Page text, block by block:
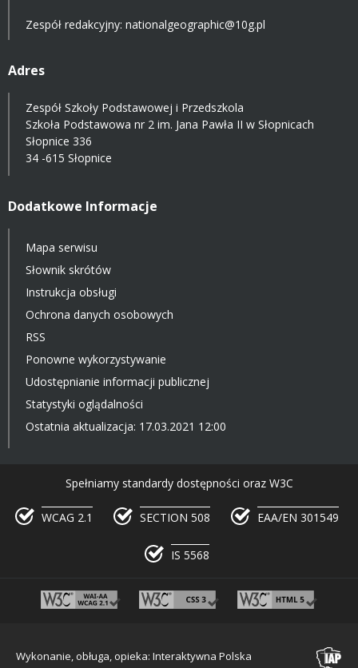
Zespół redakcyjny: nationalgeographic@10g.pl
Adres
Zespół Szkoły Podstawowej i Przedszkola
Szkoła Podstawowa nr 2 im. Jana Pawła II w Słopnicach
Słopnice 336
34 -615 Słopnice
Dodatkowe Informacje
Mapa serwisu
Słownik skrótów
Instrukcja obsługi
Ochrona danych osobowych
RSS
Ponowne wykorzystywanie
Udostępnianie informacji publicznej
Statystyki oglądalności
Ostatnia aktualizacja: 17.03.2021 12:00
Spełniamy standardy dostępności oraz W3C
WCAG 2.1 SECTION 508 EAA/EN 301549
IS 5568
Wykonanie, obługa, opieka: Interaktywna Polska